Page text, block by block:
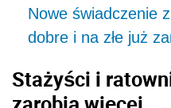
Nowe świadczenie
dobre i na złe już
Stażyści i